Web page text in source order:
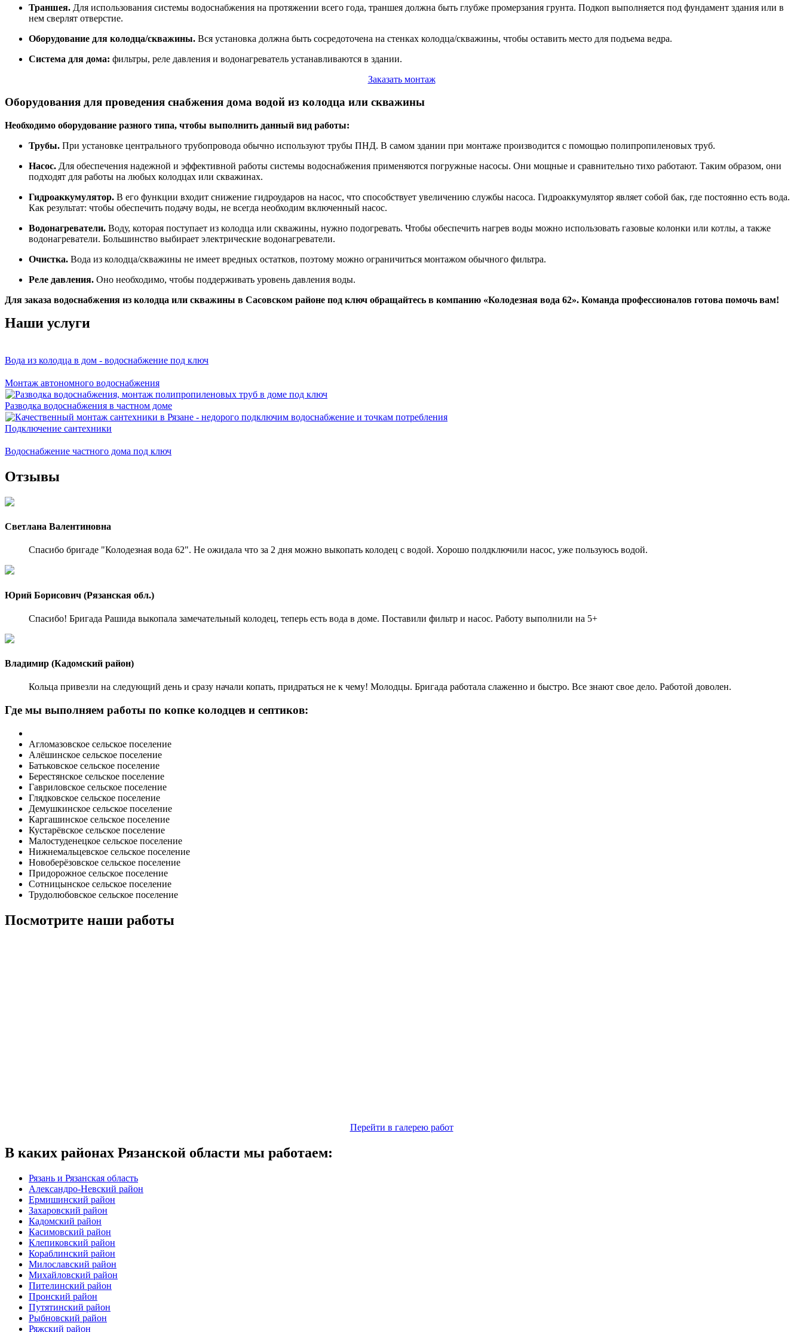
Траншея. Для использования системы водоснабжения на протяжении всего года, траншея должна быть глубже промерзания грунта. Подкоп выполняется под фундамент здания или в
нем сверлят отверстие.
Оборудование для колодца/скважины. Вся установка должна быть сосредоточена на стенках колодца/скважины, чтобы оставить место для подъема ведра.
Система для дома: фильтры, реле давления и водонагреватель устанавливаются в здании.
Заказать монтаж
Оборудования для проведения снабжения дома водой из колодца или скважины
Необходимо оборудование разного типа, чтобы выполнить данный вид работы:
Трубы. При установке центрального трубопровода обычно используют трубы ПНД. В самом здании при монтаже производится с помощью полипропиленовых труб.
Насос. Для обеспечения надежной и эффективной работы системы водоснабжения применяются погружные насосы. Они мощные и сравнительно тихо работают. Таким образом, они
подходят для работы на любых колодцах или скважинах.
Гидроаккумулятор. В его функции входит снижение гидроударов на насос, что способствует увеличению службы насоса. Гидроаккумулятор являет собой бак, где постоянно есть вода.
Как результат: чтобы обеспечить подачу воды, не всегда необходим включенный насос.
Водонагреватели. Воду, которая поступает из колодца или скважины, нужно подогревать. Чтобы обеспечить нагрев воды можно использовать газовые колонки или котлы, а также
водонагреватели. Большинство выбирает электрические водонагреватели.
Очистка. Вода из колодца/скважины не имеет вредных остатков, поэтому можно ограничиться монтажом обычного фильтра.
Реле давления. Оно необходимо, чтобы поддерживать уровень давления воды.
Для заказа водоснабжения из колодца или скважины в Сасовском районе под ключ обращайтесь в компанию «Колодезная вода 62». Команда профессионалов готова помочь вам!
Наши услуги
Вода из колодца в дом - водоснабжение под ключ
Монтаж автономного водоснабжения
Разводка водоснабжения в частном доме
Подключение сантехники
Водоснабжение частного дома под ключ
Отзывы
Светлана Валентиновна
Спасибо бригаде "Колодезная вода 62". Не ожидала что за 2 дня можно выкопать колодец с водой. Хорошо полдключили насос, уже пользуюсь водой.
Юрий Борисович (Рязанская обл.)
Спасибо! Бригада Рашида выкопала замечательный колодец, теперь есть вода в доме. Поставили фильтр и насос. Работу выполнили на 5+
Владимир (Кадомский район)
Кольца привезли на следующий день и сразу начали копать, придраться не к чему! Молодцы. Бригада работала слаженно и быстро. Все знают свое дело. Работой доволен.
Где мы выполняем работы по копке колодцев и септиков:
Агломазовское сельское поселение
Алёшинское сельское поселение
Батьковское сельское поселение
Берестянское сельское поселение
Гавриловское сельское поселение
Глядковское сельское поселение
Демушкинское сельское поселение
Каргашинское сельское поселение
Кустарёвское сельское поселение
Малостуденецкое сельское поселение
Нижнемальцевское сельское поселение
Новоберёзовское сельское поселение
Придорожное сельское поселение
Сотницынское сельское поселение
Трудолюбовское сельское поселение
Посмотрите наши работы
Перейти в галерею работ
В каких районах Рязанской области мы работаем:
Рязань и Рязанская область
Александро-Невский район
Ермишинский район
Захаровский район
Кадомский район
Касимовский район
Клепиковский район
Кораблинский район
Милославский район
Михайловский район
Пителинский район
Пронский район
Путятинский район
Рыбновский район
Ряжский район